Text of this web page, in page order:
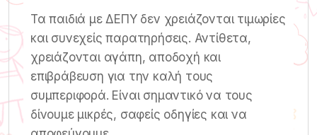
Τα παιδιά με ΔΕΠΥ δεν χρειάζονται τιμωρίες
και συνεχείς παρατηρήσεις. Αντίθετα,
χρειάζονται αγάπη, αποδοχή και
επιβράβευση για την καλή τους
συμπεριφορά. Είναι σημαντικό να τους
δίνουμε μικρές, σαφείς οδηγίες και να